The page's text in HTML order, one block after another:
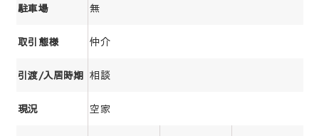
駐車場 無
取引態様 仲介
引渡/入居時期 相談
現況 空家